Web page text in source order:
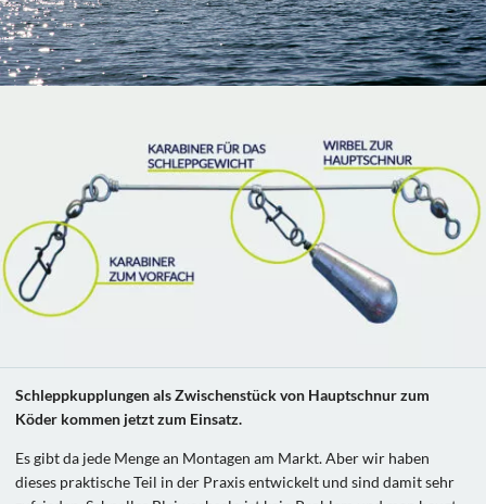
Schleppkupplungen als Zwischenstück von Hauptschnur zum
Köder kommen jetzt zum Einsatz.
Es gibt da jede Menge an Montagen am Markt. Aber wir haben
dieses praktische Teil in der Praxis entwickelt und sind damit sehr